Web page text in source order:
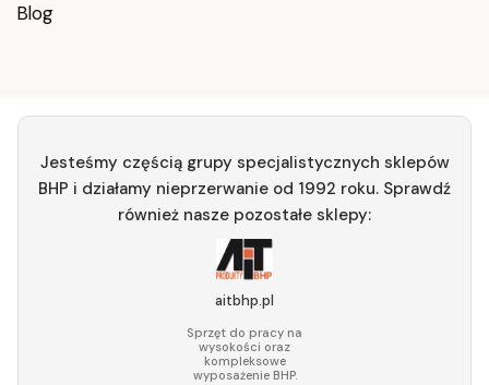
Blog
Jesteśmy częścią grupy specjalistycznych sklepów
BHP i działamy nieprzerwanie od 1992 roku. Sprawdź
również nasze pozostałe sklepy:
aitbhp.pl
Sprzęt do pracy na
wysokości oraz
kompleksowe
wyposażenie BHP.